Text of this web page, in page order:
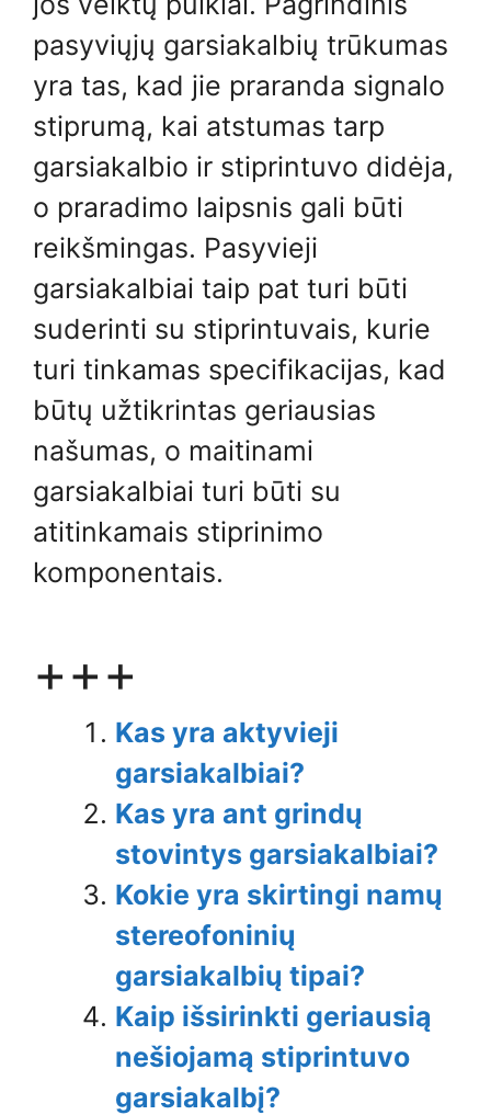
pasyviųjų garsiakalbių trūkumas
yra tas, kad jie praranda signalo
stiprumą, kai atstumas tarp
garsiakalbio ir stiprintuvo didėja,
o praradimo laipsnis gali būti
reikšmingas. Pasyvieji
garsiakalbiai taip pat turi būti
suderinti su stiprintuvais, kurie
turi tinkamas specifikacijas, kad
būtų užtikrintas geriausias
našumas, o maitinami
garsiakalbiai turi būti su
atitinkamais stiprinimo
komponentais.
+++
Kas yra aktyvieji
garsiakalbiai?
Kas yra ant grindų
stovintys garsiakalbiai?
Kokie yra skirtingi namų
stereofoninių
garsiakalbių tipai?
Kaip išsirinkti geriausią
nešiojamą stiprintuvo
garsiakalbį?